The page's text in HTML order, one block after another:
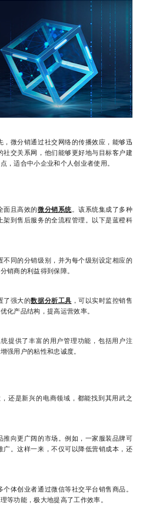
微分销通过社交网络的传播效应，能够迅
交关系网，他们能够更好地与目标客户建
，适合中小企业和个人创业者使用。
面且高效的微分销系统 。该系统集成了多种
到售后服务的全流程管理。以下是蓝橙科
同的分销级别，并为每个级别设定相应的
销商的利益得到保障。
了强大的数据分析工具 ，可以实时监控销售
化产品结构，提高运营效率。
提供了丰富的用户管理功能，包括用户注
强用户的粘性和忠诚度。
还是新兴的电商领域，都能找到其用武之
向更广阔的市场。例如，一家服装品牌可
。这样一来，不仅可以降低营销成本，还
体创业者通过微信等社交平台销售商品。
等功能，极大地提高了工作效率。